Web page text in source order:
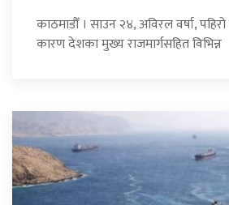
काठमाडौँ । साउन २४, अविरल वर्षा,
कारण देशका मुख्य राजमार्गसहित विभिन्न